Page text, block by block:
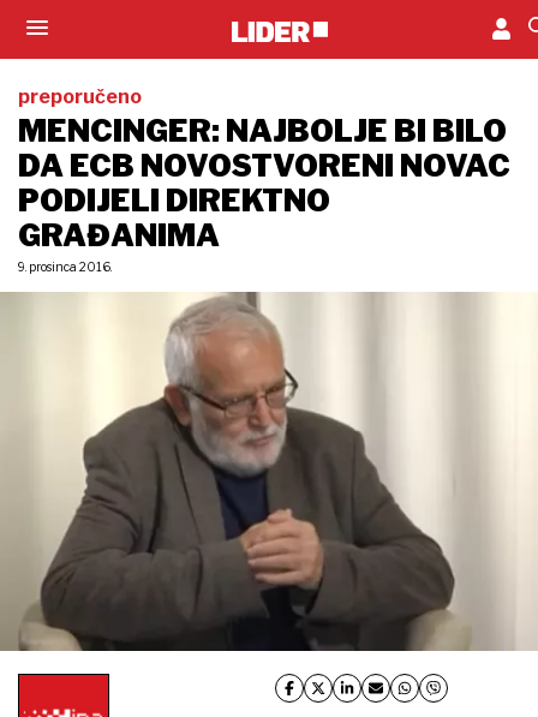
preporučeno
MENCINGER: NAJBOLJE BI BILO
DA ECB NOVOSTVORENI NOVAC
PODIJELI DIREKTNO
GRAĐANIMA
9. prosinca 2016.